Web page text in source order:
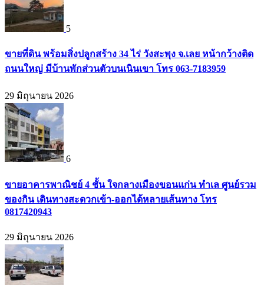
5
ขายที่ดิน พร้อมสิ่งปลูกสร้าง 34 ไร่ วังสะพุง จ.เลย หน้ากว้างติด
ถนนใหญ่ มีบ้านพักส่วนตัวบนเนินเขา โทร 063-7183959
29 มิถุนายน 2026
6
ขายอาคารพาณิชย์ 4 ชั้น ใจกลางเมืองขอนแก่น ทำเล ศูนย์รวม
ของกิน เดินทางสะดวกเข้า-ออกได้หลายเส้นทาง โทร
0817420943
29 มิถุนายน 2026